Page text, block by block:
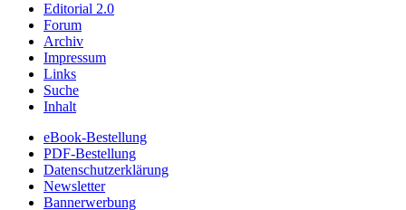
Editorial 2.0
Forum
Archiv
Impressum
Links
Suche
Inhalt
eBook-Bestellung
PDF-Bestellung
Datenschutzerklärung
Newsletter
Bannerwerbung